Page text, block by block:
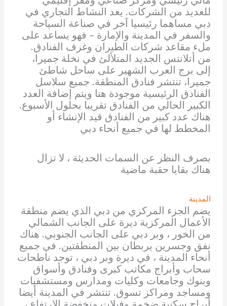
للعديد من الشركات. يعد النشاط التجاري في
دبي مساهما رئيسيا آخر في صناعة السياحة
والسفر في المدينة والإمارة – فهو يساعد على
ملء مقاعد شركات الطيران وغرف الفنادق.
من أتلانتس الجديد المتلألئ في نخلة جميرا،
إلى برج العرب الشهير على ساحل شاطئ
جميرا، تنتشر فنادق المنطقة. جميع سلاسل
الفنادق الرئيسية موجودة هنا ويتم إضافة العدد
الكبير الحالي من الفنادق تقريبا بحلول الأسبوع.
هناك عدد كبير من الفنادق قيد الإنشاء أو
المخطط لها في جميع أنحاء دبي
بصرف النظر عن السمات الحديثة ، لا تزال
هناك بقايا حقبة ماضية
المدينة
يضم الجزء المركزي من دبي الذي يضم منطقة
الأعمال المركزية ديرة على الجانب الشمالي
من الخور ، وبر دبي على الجانب الجنوبي. هناك
نفق وجسرين يربطان بين المنطقتين. في جميع
أنحاء المدينة ، في ديرة وبر دبي ، توجد ناطحات
سحاب وأبراج مكاتب كبرى وفنادق وأسواق
وبنوك وجامعات وكليات ومدارس ومستشفيات
ومساجد ومراكز تسوق. تنتشر في المدينة أيضا